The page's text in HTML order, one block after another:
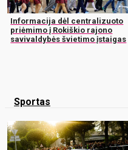
Informacija dėl centralizuoto
priėmimo į Rokiškio rajono
savivaldybės švietimo įstaigas
Sportas